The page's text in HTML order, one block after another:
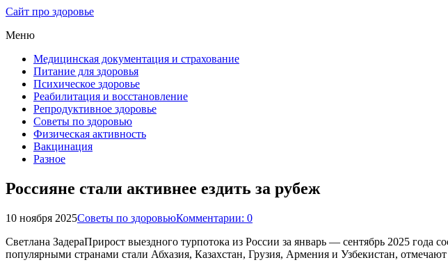
Сайт про здоровье
Меню
Медицинская документация и страхование
Питание для здоровья
Психическое здоровье
Реабилитация и восстановление
Репродуктивное здоровье
Советы по здоровью
Физическая активность
Вакцинация
Разное
Россияне стали активнее ездить за рубеж
10 ноября 2025Советы по здоровьюКомментарии: 0
Светлана ЗадераПрирост выездного турпотока из России за январь — сентябрь 2025
популярными странами стали Абхазия, Казахстан, Грузия, Армения и Узбекистан,